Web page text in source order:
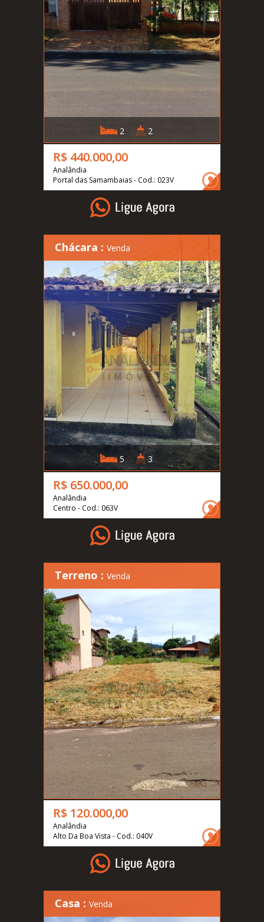
2 2
R$ 440.000,00
Analândia
Portal das Samambaias - Cod.: 023V
Chácara : Venda
5 3
R$ 650.000,00
Analândia
Centro - Cod.: 063V
Terreno : Venda
R$ 120.000,00
Analândia
Alto Da Boa Vista - Cod.: 040V
Casa : Venda